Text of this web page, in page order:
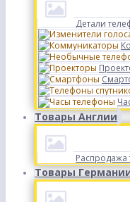
Детали
Товары Англии
Распродажа
Товары